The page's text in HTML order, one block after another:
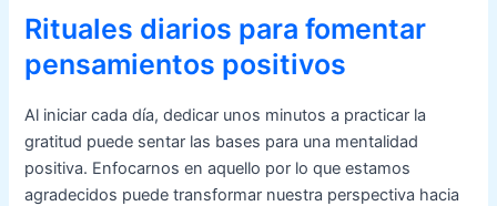
Rituales diarios para fomentar
pensamientos positivos
Al iniciar cada día, dedicar unos minutos a practicar la
gratitud puede sentar las bases para una mentalidad
positiva. Enfocarnos en aquello por lo que estamos
agradecidos puede transformar nuestra perspectiva hacia